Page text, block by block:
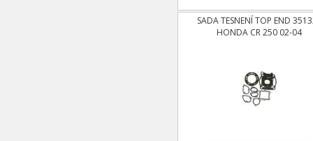
SADA TESNENÍ TOP END
HONDA CR 250 02-04